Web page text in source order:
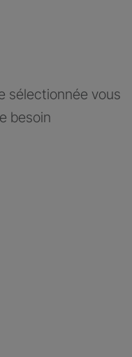
sélectionnée vous
besoin